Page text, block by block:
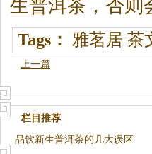
生普洱茶 ，否
Tags： 雅茗居 茶
上一篇
栏目推荐
品饮新生普洱茶的几大误区